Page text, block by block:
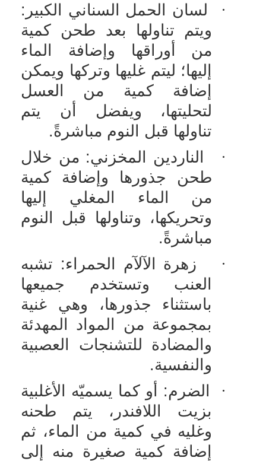
·
لسان الحمل السناني الكبير:
ويتم تناولها بعد طحن كمية
من أوراقها وإضافة الماء
إليها؛ ليتم غليها وتركها ويمكن
إضافة كمية من العسل
لتحليتها، ويفضل أن يتم
تناولها قبل النوم مباشرةً.
·
الناردين المخزني: من خلال
طحن جذورها وإضافة كمية
من الماء المغلي إليها
وتحريكها، وتناولها قبل النوم
مباشرةً.
·
زهرة الآلآم الحمراء: تشبه
العنب وتستخدم جميعها
باستثناء جذورها، وهي غنية
بمجموعة من المواد المهدئة
والمضادة للتشنجات العصبية
والنفسية.
·
الضرم: أو كما يسميّه الأغلبية
بزيت اللافندر، يتم طحنه
وغليه في كمية من الماء، ثم
إضافة كمية صغيرة منه إلى